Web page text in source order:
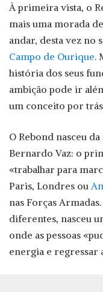
À primeira vista, o
mais uma morada
andar, desta vez no
Campo de Ourique.
história dos seus
ambição pode ir
um conceito por
O Rebond nasceu
Bernardo Vaz: o
«trabalhar para
Paris, Londres ou
nas Forças
diferentes, nasceu
onde as pessoas
energia e